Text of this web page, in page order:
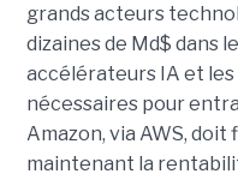
grands acteurs
dizaines de Md$ dans
accélérateurs IA et
nécessaires pour
Amazon, via AWS,
maintenant la